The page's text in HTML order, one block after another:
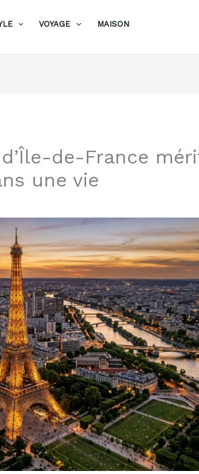
VOYAGE MAISON
de-France
une vie